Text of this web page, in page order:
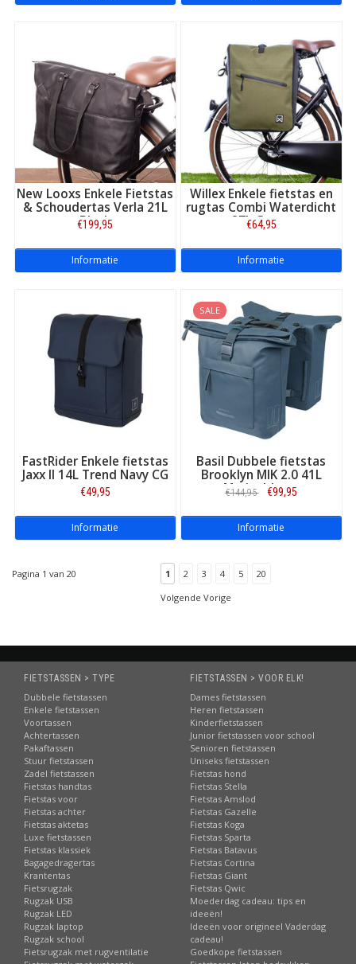
New Looxs Enkele Fietstas
& Schoudertas Verla 21L
Black
€199,95
Informatie
Willex Enkele fietstas en
rugtas Combi Waterdicht
27L Groen
€64,95
Informatie
FastRider Enkele fietstas
Jaxx II 14L Trend Navy CG
€49,95
Informatie
SALE
Basil Dubbele fietstas
Brooklyn MIK 2.0 41L
Marineblauw
€144,95 €99,95
Informatie
Pagina 1 van 20 1 2 3 4 5
20
Volgende Vorige
FIETSTASSEN > TYPE
Dubbele fietstassen
Enkele fietstassen
Voortassen
Achtertassen
Pakaftassen
Stuur fietstassen
Zadel fietstassen
Fietstas handtas
Fietstas voor
Fietstas achter
Fietstas aktetas
Luxe fietstassen
Fietstas klassiek
Bagagedragertas
Krantentas
Fietsrugzak
Rugzak USB
Rugzak LED
Rugzak laptop
Rugzak school
Fietsrugzak met rugventilatie
FIETSTASSEN > VOOR ELK!
Dames fietstassen
Heren fietstassen
Kinderfietstassen
Junior fietstassen voor school
Senioren fietstassen
Uniseks fietstassen
Fietstas hond
Fietstas Stella
Fietstas Amslod
Fietstas Gazelle
Fietstas Koga
Fietstas Sparta
Fietstas Batavus
Fietstas Cortina
Fietstas Giant
Fietstas Qwic
Moederdag cadeau: tips en
ideeën!
Ideeën voor origineel Vaderdag
cadeau!
Goedkope fietstassen